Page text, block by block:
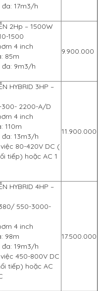
17m3/h
2Hp – 1500W
1500
4 inch
85m
đa: 9m3/h
9.900.000
HYBRID 3HP –
300- 2200-A/D
4 inch
110m
đa: 13m3/h
80-420V DC (
tiếp) hoặc AC 1
11.900.000
HYBRID 4HP –
550-3000-
4 inch
98m
đa: 19m3/h
450-800V DC
tiếp) hoặc AC
17.500.000